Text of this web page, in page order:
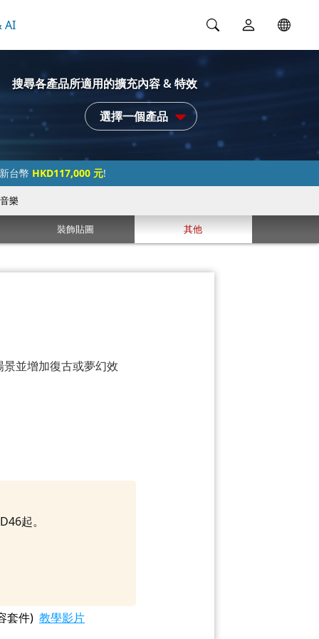
AI
搜尋各產品所適用的擴充內容 & 特效
選擇一個產品
台幣 HKD117,000 元!
音樂
裝飾貼圖 其他
並增加復古或夢幻效
起。
套件) 教學影片